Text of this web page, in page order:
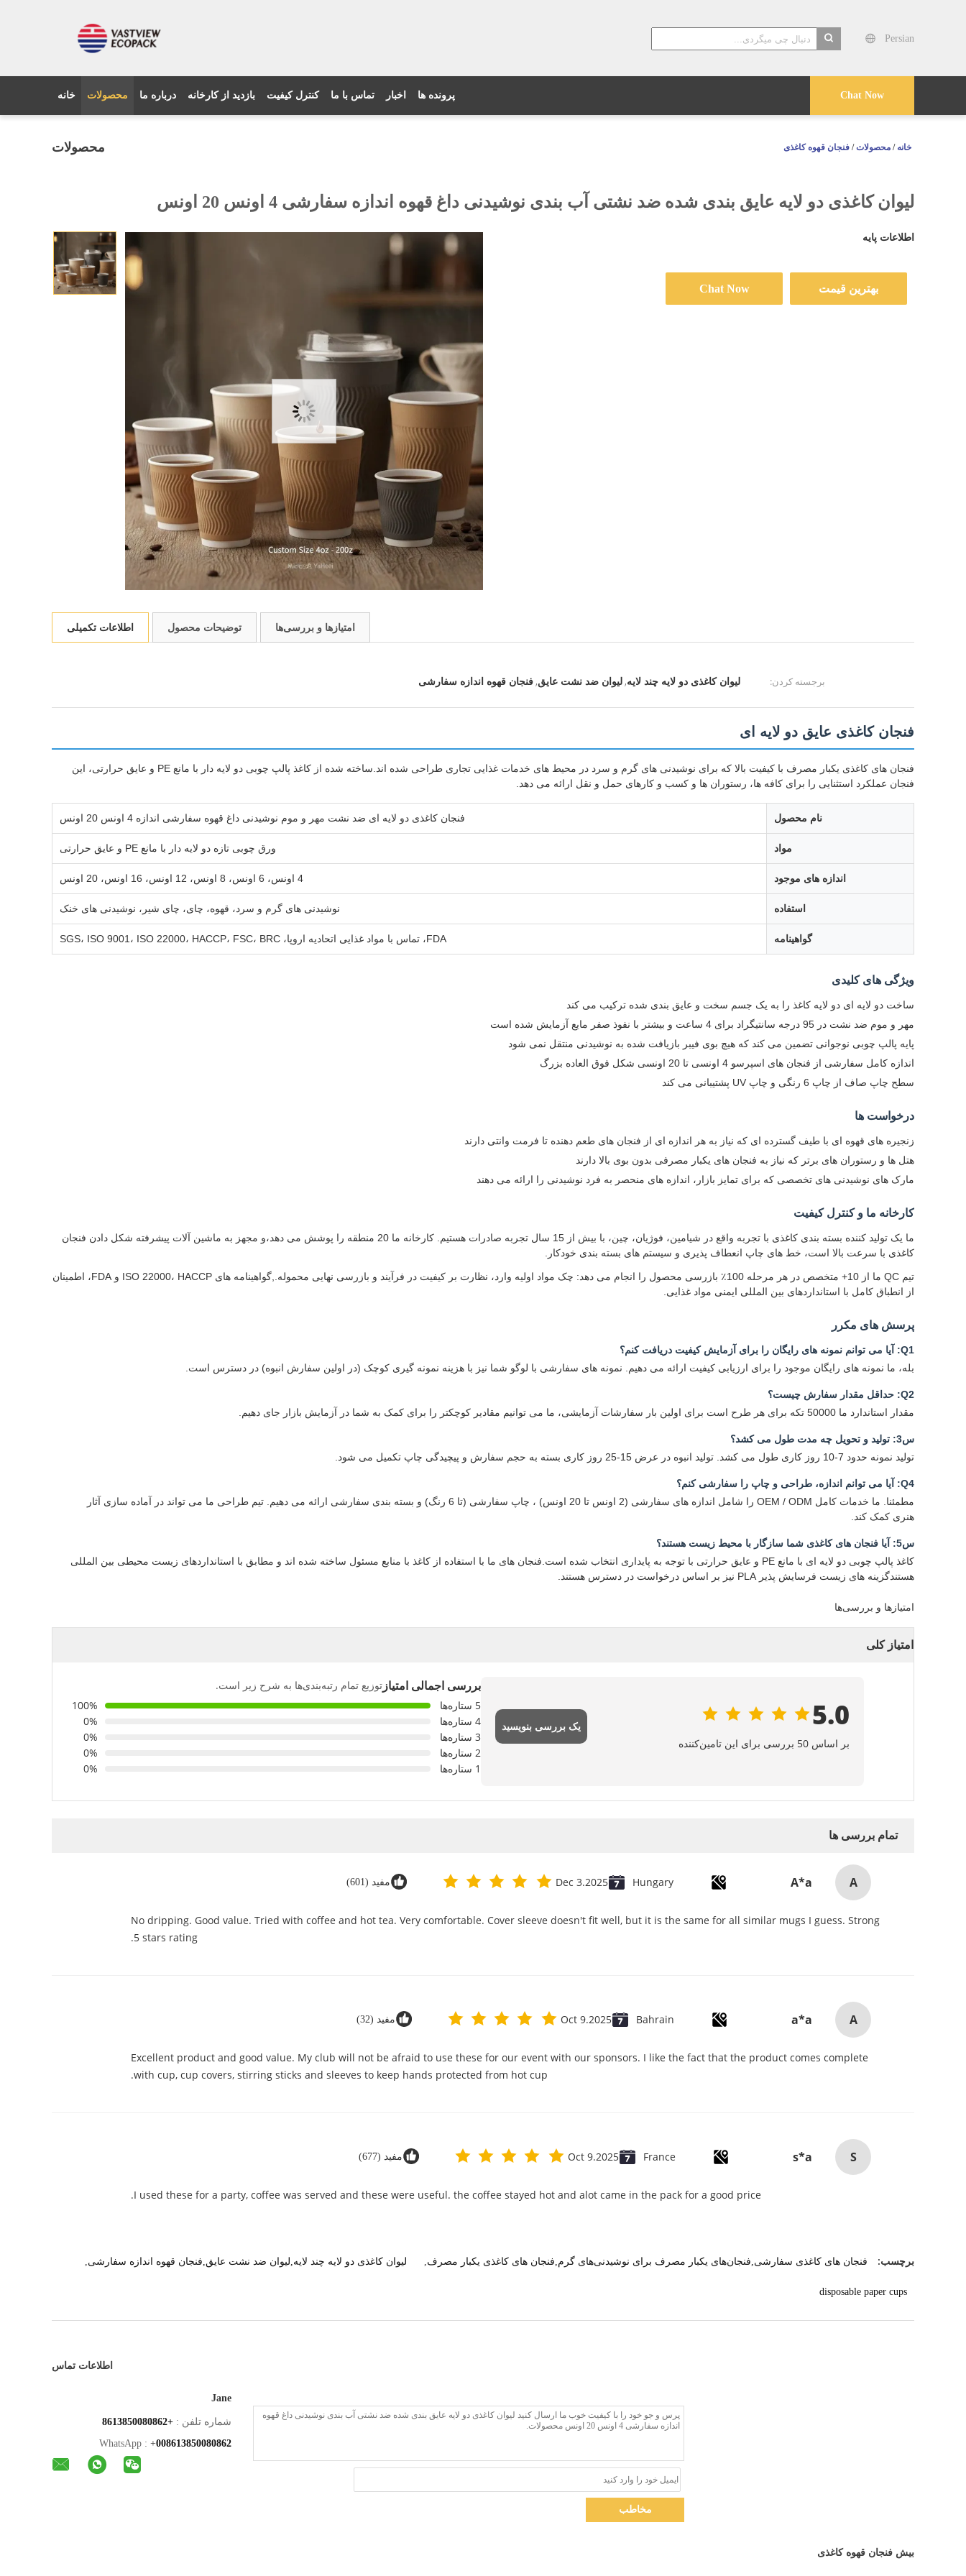
Persian
Chat Now خانه محصولات درباره ما بازدید از کارخانه کنترل کیفیت تماس با ما اخبار پرونده ها
محصولات خانه / محصولات/ فنجان قهوه کاغذی
لیوان کاغذی دو لایه عایق بندی شده ضد نشتی آب بندی نوشیدنی داغ قهوه اندازه سفارشی 4 اونس 20 اونس
اطلاعات پایه
بهترین قیمت Chat Now
اطلاعات تکمیلی توضیحات محصول امتیازها و بررسی‌ها
برجسته کردن: لیوان کاغذی دو لایه چند لایه, لیوان ضد نشت عایق, فنجان قهوه اندازه سفارشی
فنجان کاغذی عایق دو لایه ای
فنجان های کاغذی یکبار مصرف با کیفیت بالا که برای نوشیدنی های گرم و سرد در محیط های خدمات غذایی تجاری طراحی شده اند.ساخته شده از کاغذ پالپ چوبی دو لایه دار با مانع PE و عایق حرارتی، این
فنجان عملکرد استثنایی را برای کافه ها، رستوران ها و کسب و کارهای حمل و نقل ارائه می دهد.
نام محصول فنجان کاغذی دو لایه ای ضد نشت مهر و موم نوشیدنی داغ قهوه سفارشی اندازه 4 اونس 20 اونس
مواد ورق چوبی تازه دو لایه دار با مانع PE و عایق حرارتی
اندازه های موجود 4 اونس، 6 اونس، 8 اونس، 12 اونس، 16 اونس، 20 اونس
استفاده نوشیدنی های گرم و سرد، قهوه، چای، چای شیر، نوشیدنی های خنک
گواهینامه FDA، تماس با مواد غذایی اتحادیه اروپا، SGS، ISO 9001، ISO 22000، HACCP، FSC، BRC
ویژگی های کلیدی
ساخت دو لایه ای دو لایه کاغذ را به یک جسم سخت و عایق بندی شده ترکیب می کند
مهر و موم ضد نشت در 95 درجه سانتیگراد برای 4 ساعت و بیشتر با نفوذ صفر مایع آزمایش شده است
پایه پالپ چوبی نوجوانی تضمین می کند که هیچ بوی فیبر بازیافت شده به نوشیدنی منتقل نمی شود
اندازه کامل سفارشی از فنجان های اسپرسو 4 اونسی تا 20 اونسی شکل فوق العاده بزرگ
سطح چاپ صاف از چاپ 6 رنگی و چاپ UV پشتیبانی می کند
درخواست ها
زنجیره های قهوه ای با طیف گسترده ای که نیاز به هر اندازه ای از فنجان های طعم دهنده تا فرمت وانتی دارند
هتل ها و رستوران های برتر که نیاز به فنجان های یکبار مصرفی بدون بوی بالا دارند
مارک های نوشیدنی های تخصصی که برای تمایز بازار، اندازه های منحصر به فرد نوشیدنی را ارائه می دهند
کارخانه ما و کنترل کیفیت
ما یک تولید کننده بسته بندی کاغذی با تجربه واقع در شیامین، فوژیان، چین، با بیش از 15 سال تجربه صادرات هستیم. کارخانه ما 20 منطقه را پوشش می دهد،و مجهز به ماشین آلات پیشرفته شکل دادن فنجان
کاغذی با سرعت بالا است، خط های چاپ انعطاف پذیری و سیستم های بسته بندی خودکار.
تیم QC ما از 10+ متخصص در هر مرحله 100٪ بازرسی محصول را انجام می دهد: چک مواد اولیه وارد، نظارت بر کیفیت در فرآیند و بازرسی نهایی محموله.,گواهینامه های ISO 22000، HACCP و FDA، اطمینان
از انطباق کامل با استانداردهای بین المللی ایمنی مواد غذایی.
پرسش های مکرر
Q1: آیا می توانم نمونه های رایگان را برای آزمایش کیفیت دریافت کنم؟
بله، ما نمونه های رایگان موجود را برای ارزیابی کیفیت ارائه می دهیم. نمونه های سفارشی با لوگو شما نیز با هزینه نمونه گیری کوچک (در اولین سفارش انبوه) در دسترس است.
Q2: حداقل مقدار سفارش چیست؟
مقدار استاندارد ما 50000 تکه برای هر طرح است برای اولین بار سفارشات آزمایشی، ما می توانیم مقادیر کوچکتر را برای کمک به شما در آزمایش بازار جای دهیم.
س3: تولید و تحویل چه مدت طول می کشد؟
تولید نمونه حدود 7-10 روز کاری طول می کشد. تولید انبوه در عرض 15-25 روز کاری بسته به حجم سفارش و پیچیدگی چاپ تکمیل می شود.
Q4: آیا می توانم اندازه، طراحی و چاپ را سفارشی کنم؟
مطمئنا. ما خدمات کامل OEM / ODM را شامل اندازه های سفارشی (2 اونس تا 20 اونس) ، چاپ سفارشی (تا 6 رنگ) و بسته بندی سفارشی ارائه می دهیم. تیم طراحی ما می تواند در آماده سازی آثار
هنری کمک کند.
س5: آیا فنجان های کاغذی شما سازگار با محیط زیست هستند؟
کاغذ پالپ چوبی دو لایه ای با مانع PE و عایق حرارتی با توجه به پایداری انتخاب شده است.فنجان های ما با استفاده از کاغذ با منابع مسئول ساخته شده اند و مطابق با استانداردهای زیست محیطی بین المللی
هستندگزینه های زیست فرسایش پذیر PLA نیز بر اساس درخواست در دسترس هستند.
امتیازها و بررسی‌ها
امتیاز کلی
5.0
بر اساس 50 بررسی برای این تامین‌کننده
یک بررسی بنویسید
بررسی اجمالی امتیاز توزیع تمام رتبه‌بندی‌ها به شرح زیر است.
5 ستاره‌ها
100%
4 ستاره‌ها
0%
3 ستاره‌ها
0%
2 ستاره‌ها
0%
1 ستاره‌ها
0%
تمام بررسی ها
A
A*a
Hungary
Dec 3.2025 مفید (601)
No dripping. Good value. Tried with coffee and hot tea. Very comfortable. Cover sleeve doesn't fit well, but it is the same for all similar mugs I guess. Strong
5 stars rating.
A
a*a
Bahrain
Oct 9.2025 مفید (32)
Excellent product and good value. My club will not be afraid to use these for our event with our sponsors. I like the fact that the product comes complete
with cup, cup covers, stirring sticks and sleeves to keep hands protected from hot cup.
S
s*a
France
Oct 9.2025 مفید (677)
I used these for a party, coffee was served and these were useful. the coffee stayed hot and alot came in the pack for a good price.
برچسب: فنجان های کاغذی سفارشی,فنجان‌های یکبار مصرف برای نوشیدنی‌های گرم,فنجان های کاغذی یکبار مصرف, لیوان کاغذی دو لایه چند لایه,لیوان ضد نشت عایق,فنجان قهوه اندازه سفارشی,
disposable paper cups
اطلاعات تماس
Jane
شماره تلفن : +8613850080862
WhatsApp : +008613850080862
مخاطب
بیش فنجان قهوه کاغذی